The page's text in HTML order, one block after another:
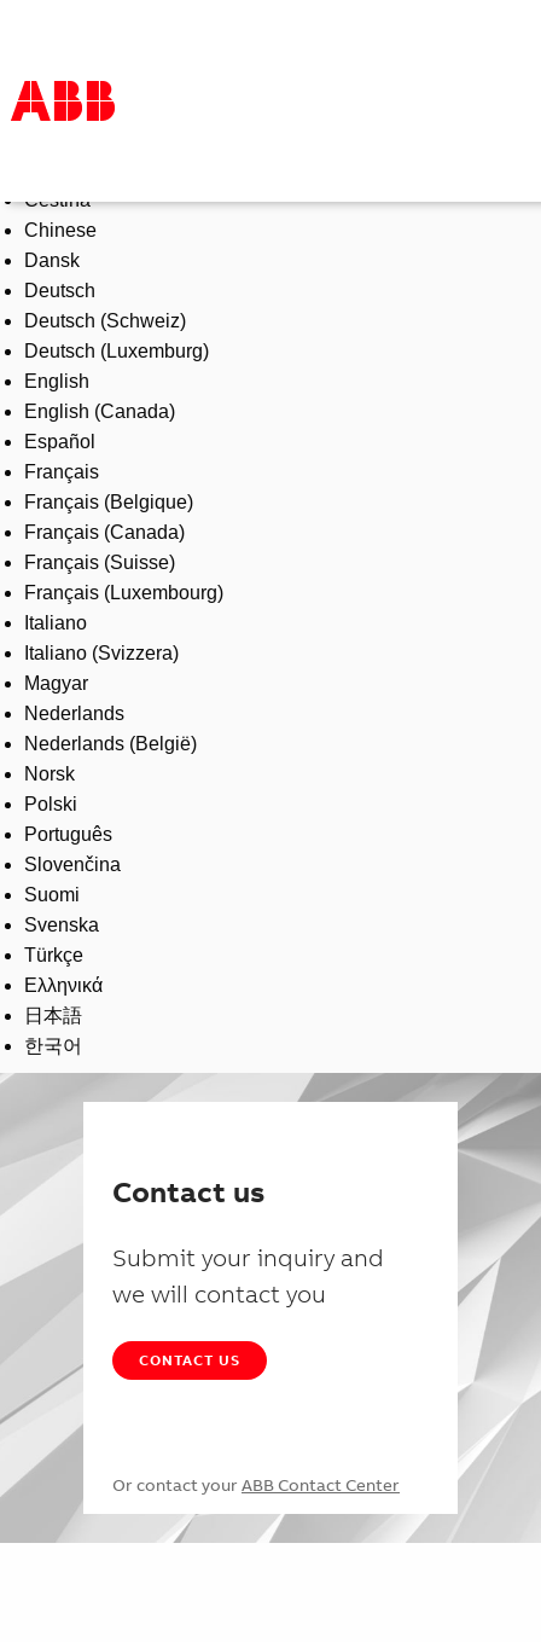
Products & Solutions
Industries
Services
About us
Where to buy
Contact us
Careers
Čeština
Chinese
Dansk
Deutsch
Deutsch (Schweiz)
Deutsch (Luxemburg)
English
English (Canada)
Español
Français
Français (Belgique)
Français (Canada)
Français (Suisse)
Français (Luxembourg)
Italiano
Italiano (Svizzera)
Magyar
Nederlands
Nederlands (België)
Norsk
Polski
Português
Slovenčina
Suomi
Svenska
Türkçe
Ελληνικά
日本語
한국어
Contact us
Submit your inquiry and
we will contact you
CONTACT US
Or contact your ABB Contact Center